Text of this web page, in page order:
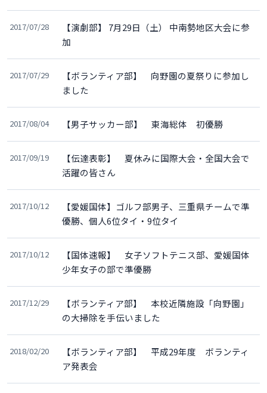
2017/07/28
【演劇部】 7月29日（土） 中南勢地区大会に参
加
2017/07/29
【ボランティア部】 向野園の夏祭りに参加し
ました
2017/08/04 【男子サッカー部】 東海総体 初優勝
2017/09/19
【伝達表彰】 夏休みに国際大会・全国大会で
活躍の皆さん
2017/10/12
【愛媛国体】ゴルフ部男子、三重県チームで準
優勝、個人6位タイ・9位タイ
2017/10/12
【国体速報】 女子ソフトテニス部、愛媛国体
少年女子の部で準優勝
2017/12/29
【ボランティア部】 本校近隣施設「向野園」
の大掃除を手伝いました
2018/02/20
【ボランティア部】 平成29年度 ボランティ
ア発表会